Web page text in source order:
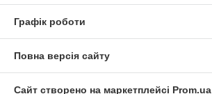
Графік роботи
Повна версія сайту
Сайт створено на маркетплейсі Prom.ua